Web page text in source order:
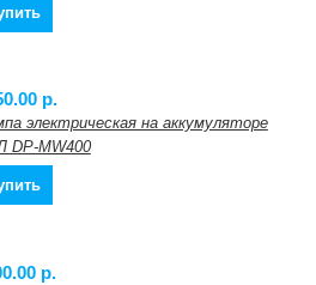
p.
электрическая на аккумуляторе
DP-MW400
p.